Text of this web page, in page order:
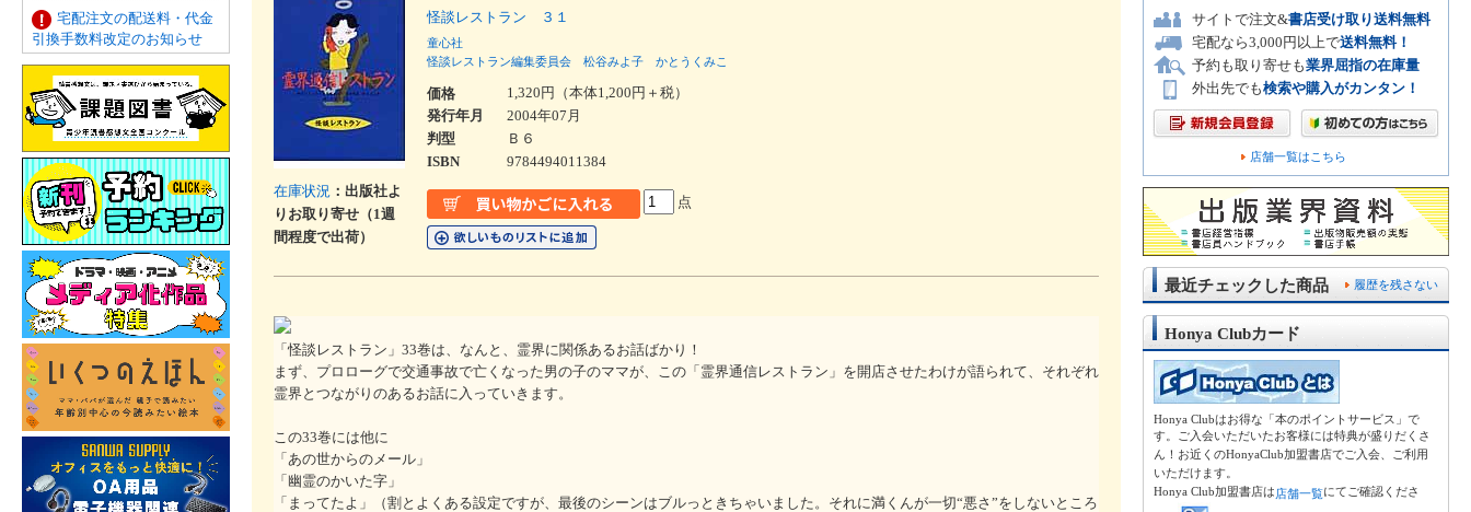
宅配注文の配送料・代金
引換手数料改定のお知らせ
在庫状況 ：出版社よ
りお取り寄せ（1週
間程度で出荷）
怪談レストラン ３１
童心社
怪談レストラン編集委員会
松谷みよ子 かとうくみこ
価格
1,320円（本体1,200円＋税）
発行年月
2004年07月
判型
Ｂ６
ISBN
9784494011384
点
「怪談レストラン」33巻は、なんと、霊界に関係あるお話ばかり！
まず、プロローグで交通事故で亡くなった男の子のママが、この「霊界通信レストラン」を開店させたわけが語られて、それぞれ
霊界とつながりのあるお話に入っていきます。
この33巻には他に
「あの世からのメール」
「幽霊のかいた字」
「まってたよ」（割とよくある設定ですが、最後のシーンはブルっときちゃいました。それに満くんが一切“悪さ”をしないところ
サイトで注文&書店受け取り送料無料
宅配なら3,000円以上で送料無料！
予約も取り寄せも業界屈指の在庫量
外出先でも検索や購入がカンタン！
店舗一覧はこちら
履歴を残さない
最近チェックした商品
Honya Clubカード
Honya Clubはお得な「本のポイントサービス」で
す。ご入会いただいたお客様には特典が盛りだくさ
ん！お近くのHonyaClub加盟書店でご入会、ご利用
いただけます。
Honya Club加盟書店は店舗一覧にてご確認くださ